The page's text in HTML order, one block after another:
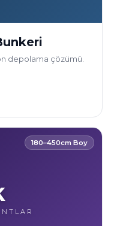
depolama çözümü.
180–450cm Boy